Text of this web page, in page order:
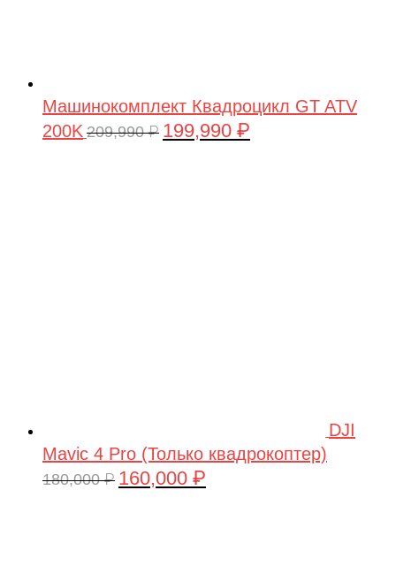
Машинокомплект Квадроцикл GT ATV
200K 209,990₽ Первоначальная
199,990 ₽
DJI
Mavic 4 Pro (Только квадрокоптер)
180,000₽ Первоначальная
160,000 ₽